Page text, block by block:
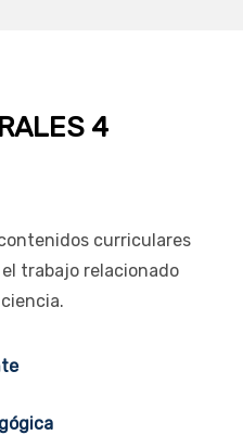
4
curriculares
trabajo relacionado